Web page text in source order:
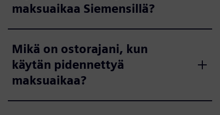
maksuaikaa Siemensillä?
Mikä on ostorajani, kun
käytän pidennettyä
maksuaikaa?